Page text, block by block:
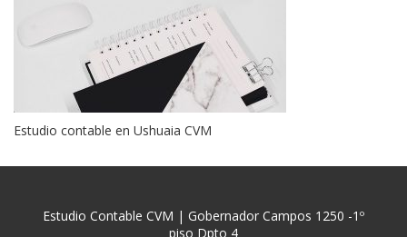
Estudio contable en Ushuaia CVM
Estudio Contable CVM | Gobernador Campos 1250 -1º
piso Dpto 4